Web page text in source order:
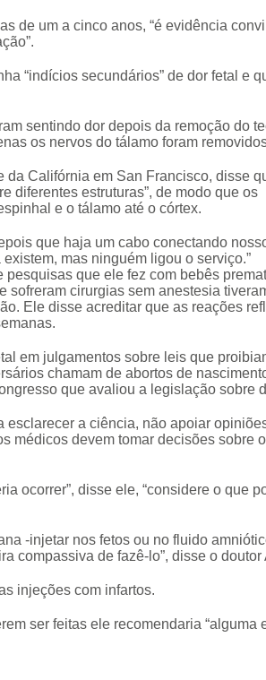
de um a cinco anos, “é evidência
“indícios secundários” de dor fetal e
sentindo dor depois da remoção do
os nervos do tálamo foram
Califórnia em San Francisco, disse
diferentes estruturas”, de modo que os
e o tálamo até o córtex.
que haja um cabo conectando
mas ninguém ligou o serviço.”
que ele fez com bebês
sofreram cirurgias sem anestesia
Ele disse acreditar que as reações
em julgamentos sobre leis que
chamam de abortos de
que avaliou a legislação sobre
esclarecer a ciência, não apoiar
médicos devem tomar decisões sobre
ocorrer”, disse ele, “considere o que
-injetar nos fetos ou no fluido
compassiva de fazê-lo”, disse o doutor
injeções com infartos.
ser feitas ele recomendaria “alguma